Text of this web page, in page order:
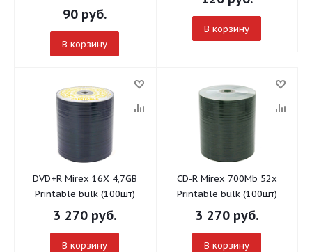
90 руб.
В корзину
В корзину
DVD+R Mirex 16X 4,7GB
Printable bulk (100шт)
3 270руб.
В корзину
CD-R Mirex 700Mb 52x
Printable bulk (100шт)
3 270руб.
В корзину